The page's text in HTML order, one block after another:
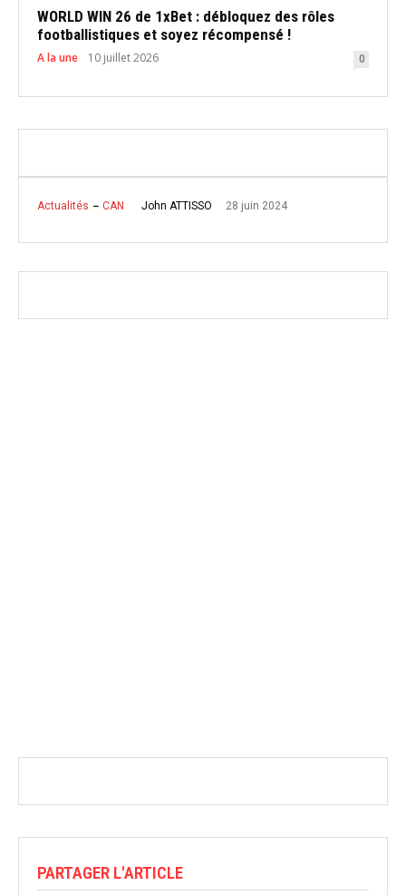
WORLD WIN 26 de 1xBet : débloquez des rôles
footballistiques et soyez récompensé !
A la une 10 juillet 2026 0
Actualités CAN John ATTISSO 28 juin 2024
PARTAGER L'ARTICLE